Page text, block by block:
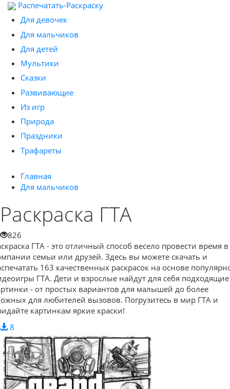
Распечатать-Раскраску
Для девочек
Для мальчиков
Для детей
Мультики
Сказки
Развивающие
Из игр
Природа
Праздники
Трафареты
Главная
Для мальчиков
Раскраска ГТА
826
ГТА - это отличный способ весело провести время в
семьи или друзей. Здесь вы можете скачать и
163 качественных раскрасок на основе
ГТА. Дети и взрослые найдут для себя подходящие
- от простых вариантов для малышей до более
для любителей вызовов. Погрузитесь в мир ГТА и
картинкам яркие краски!
8